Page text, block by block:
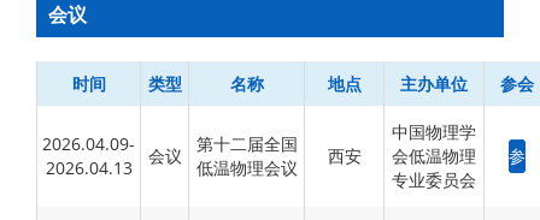
会议
时间 类型 名称 地点 主办单位 参会
2026.04.09-
2026.04.13
会议
第十二届全国
低温物理会议
西安
中国物理学
会低温物理
专业委员会
参